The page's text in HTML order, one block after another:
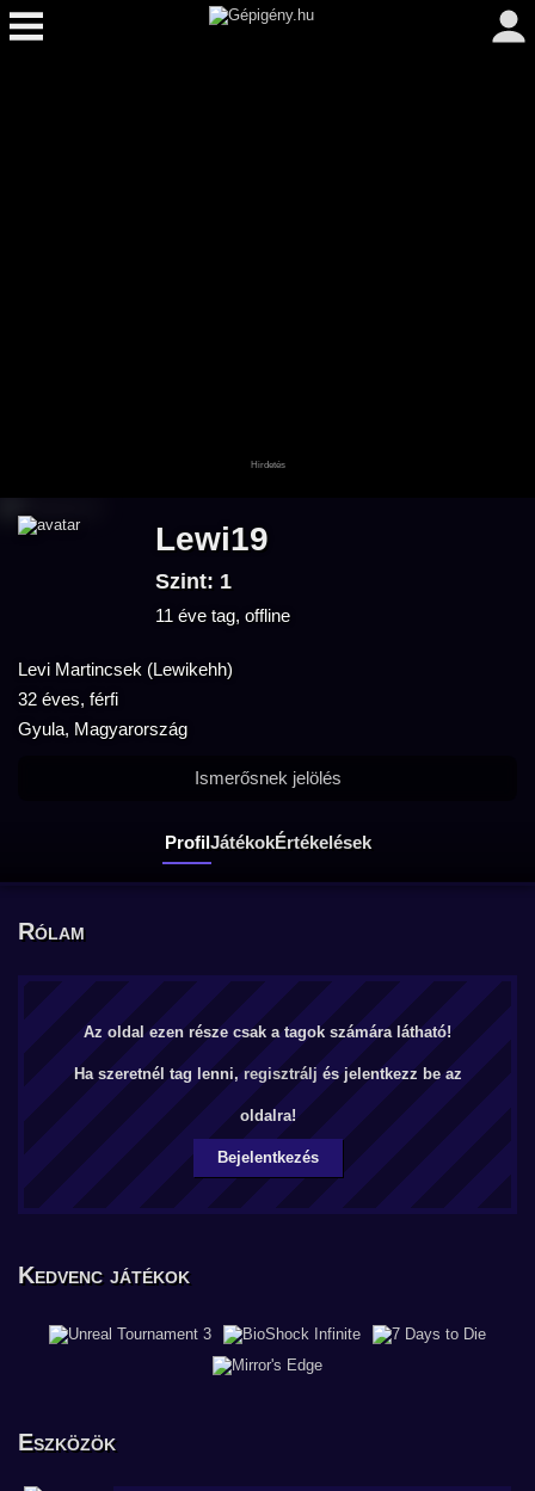
Lewi19
Szint: 1
11 éve tag, offline
Levi Martincsek (Lewikehh)
32 éves, férfi
Gyula, Magyarország
ProfilJátékokÉrtékelések
Ismerősnek jelölés
Rólam
Az oldal ezen része csak a tagok számára látható!
Ha szeretnél tag lenni, regisztrálj és jelentkezz be az
oldalra!
Bejelentkezés
Kedvenc játékok
Eszközök